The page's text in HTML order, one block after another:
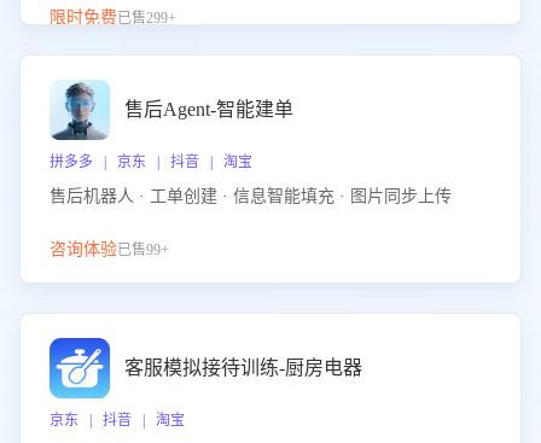
的应对要点，轻松提升服务能力。
限时免费已售299+
售后Agent-智能建单
拼多多 | 京东 | 抖音 | 淘宝
售后机器人 · 工单创建 · 信息智能填充 · 图片同步上传
咨询体验已售99+
客服模拟接待训练-厨房电器
京东 | 抖音 | 淘宝